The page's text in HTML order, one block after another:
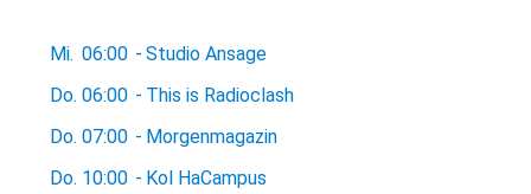
Mi. 06:00 - Studio Ansage
Do. 06:00 - This is Radioclash
Do. 07:00 - Morgenmagazin
Do. 10:00 - Kol HaCampus